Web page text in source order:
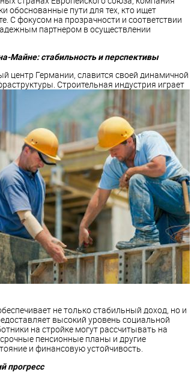
обоснованные пути для тех, кто ищет
С фокусом на прозрачности и соответствии
партнером в осуществлении
Майне: стабильность и перспективы
центр Германии, славится своей динамичной
Строительная индустрия играет
не только стабильный доход, но и
высокий уровень социальной
на стройке могут рассчитывать на
пенсионные планы и другие
и финансовую устойчивость.
прогресс